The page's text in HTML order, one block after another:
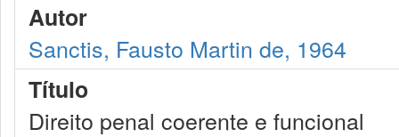
Autor
Sanctis, Fausto Martin de, 1964
Título
Direito penal coerente e funcional